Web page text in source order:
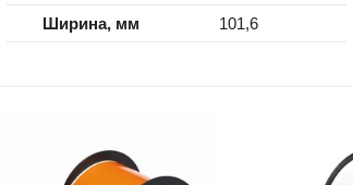
Ширина, мм
101,6